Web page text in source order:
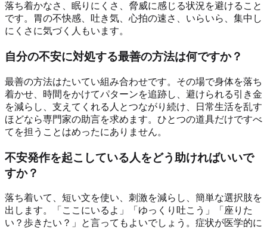
落ち着かなさ、眠りにくさ、脅威に感じる状況を避けること
です。胃の不快感、吐き気、心拍の速さ、いらいら、集中し
にくさに気づく人もいます。
自分の不安に対処する最善の方法は何ですか？
最善の方法はたいてい組み合わせです。その場で身体を落ち
着かせ、時間をかけてパターンを追跡し、避けられる引き金
を減らし、支えてくれる人とつながり続け、日常生活を乱す
ほどなら専門家の助言を求めます。ひとつの道具だけですべ
てを担うことはめったにありません。
不安発作を起こしている人をどう助ければいいで
すか？
落ち着いて、短い文を使い、刺激を減らし、簡単な選択肢を
出します。「ここにいるよ」「ゆっくり吐こう」「座りた
い？歩きたい？」と言ってもよいでしょう。症状が医学的に